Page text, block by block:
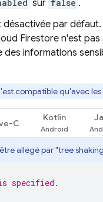
sur false .
désactivée par
Firestoren'est pas
informations
compatible qu'avec
C
Kotlin
allégé par "tree
specified.